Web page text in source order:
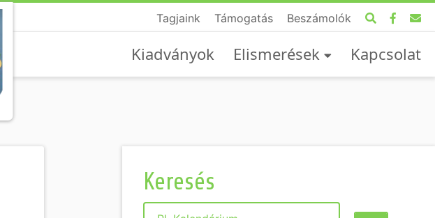
Tagjaink Támogatás Beszámolók
Kiadványok Elismerések Kapcsolat
Keresés